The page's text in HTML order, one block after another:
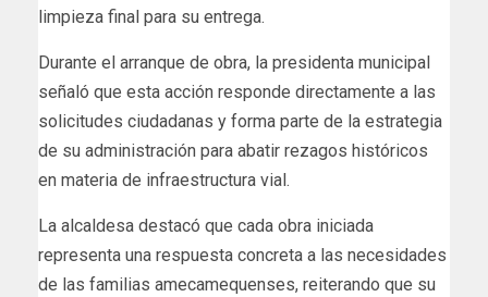
limpieza final para su entrega.
Durante el arranque de obra, la presidenta municipal
señaló que esta acción responde directamente a las
solicitudes ciudadanas y forma parte de la estrategia
de su administración para abatir rezagos históricos
en materia de infraestructura vial.
La alcaldesa destacó que cada obra iniciada
representa una respuesta concreta a las necesidades
de las familias amecamequenses, reiterando que su